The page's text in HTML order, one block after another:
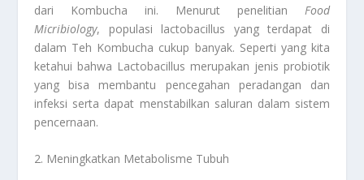
dari Kombucha ini. Menurut penelitian Food
Micribiology, populasi lactobacillus yang terdapat di
dalam Teh Kombucha cukup banyak. Seperti yang kita
ketahui bahwa Lactobacillus merupakan jenis probiotik
yang bisa membantu pencegahan peradangan dan
infeksi serta dapat menstabilkan saluran dalam sistem
pencernaan.
2. Meningkatkan Metabolisme Tubuh